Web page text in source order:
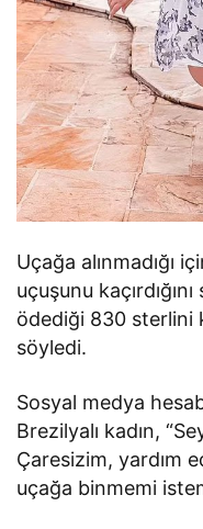
Uçağa alınmadığı
uçuşunu
ödediği 830 sterlini
söyledi.
Sosyal medya
Brezilyalı kadın,
Çaresizim, yardım
uçağa binmemi